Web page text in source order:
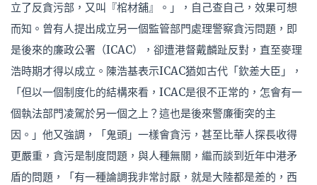
立了反貪污部，又叫『棺材舖』。」，自己查自己，效果可想
而知。曾有人提出成立另一個監管部門處理警察貪污問題，即
是後來的廉政公署（ICAC），卻遭港督戴麟趾反對，直至麥理
浩時期才得以成立。陳浩基表示ICAC猶如古代「欽差大臣」，
「但以一個制度化的結構來看，ICAC是很不正常的，怎會有一
個執法部門凌駕於另一個之上？這也是後來警廉衝突的主
因。」他又強調，「鬼頭」一樣會貪污，甚至比華人探長收得
更嚴重，貪污是制度問題，與人種無關，繼而談到近年中港矛
盾的問題，「有一種論調我非常討厭，就是大陸都是差的，西